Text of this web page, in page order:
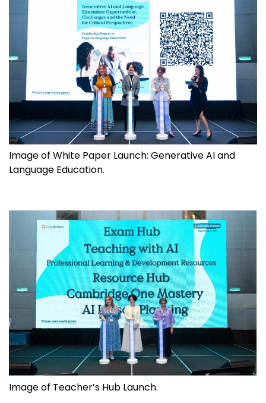
Image of White Paper Launch: Generative AI and
Language Education.
Image of Teacher’s Hub Launch.